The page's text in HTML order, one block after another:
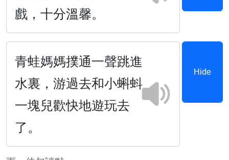
戲，十分溫馨。
青蛙媽媽撲通一聲跳進
水裏，游過去和小蝌蚪
一塊兒歡快地遊玩去
了。
Hide